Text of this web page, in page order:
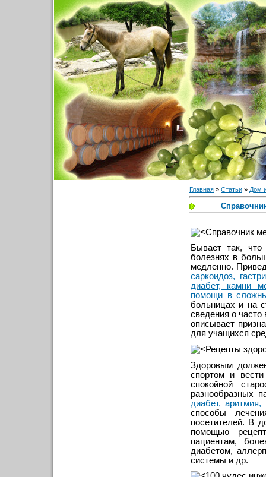
Главная » Статьи » Дом
Бывает так,
болезнях в
медленно.
саркоидоз,
диабет, камни
помощи в
больницах и на
сведения о часто
описывает
для учащихся
Здоровым
спортом и
спокойной
разнообразных
диабет,
способы
посетителей. В
помощью
пациентам,
диабетом,
системы и др.